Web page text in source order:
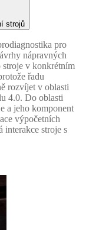
strojů
pro
nápravných
v konkrétním
řadu
rozvíjet v oblasti
4.0. Do oblasti
a jeho komponent
výpočetních
interakce stroje s